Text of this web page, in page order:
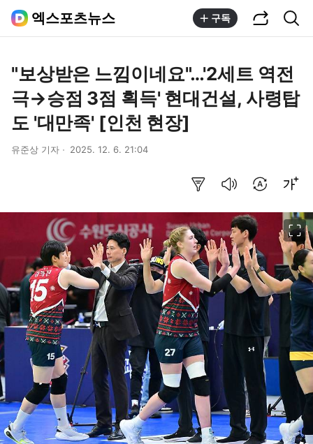
엑스포츠뉴스 구독
"보상받은 느낌이네요"…'2세트 역전
극→승점 3점 획득' 현대건설, 사령탑
도 '대만족' [인천 현장]
유준상 기자 2025. 12. 6. 21:04